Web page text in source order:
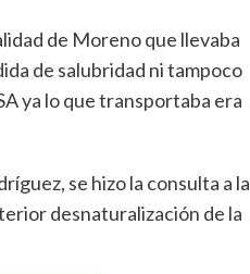
de Moreno que llevaba
de salubridad ni tampoco
ya lo que transportaba era
se hizo la consulta a la
desnaturalización de la